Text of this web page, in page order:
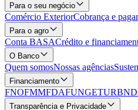
Para o seu negócio
Comércio ExteriorCobrança e
Para o agro
Conta BASACrédito e
O Banco
Quem somosNossas agências
Financiamento
FNOFMMFDAFUNGETUR
Transparência e Privacidade